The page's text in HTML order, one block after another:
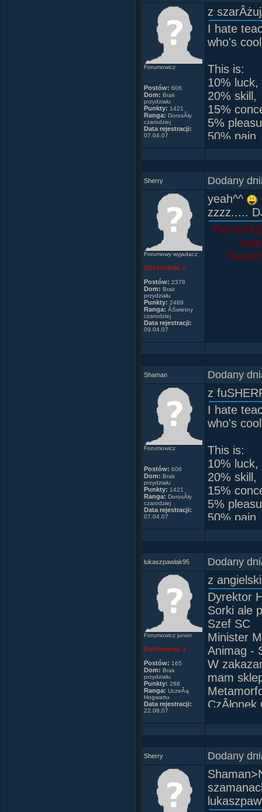
Forumowicz
Postów: 606
Dom: Brak
przydziału
Punkty: 1421
Ranga: DorosÂły
czarodziej
Data rejestracji:
07.04.07
z
I hate
who's
This is:
10% luck,
20% skill,
15%
5%
50% pain
and a
Sherry Dodany
Forumowy wyjadacz
Ostrzeżenia: 2
Postów: 2378
Dom: Brak
przydziału
Punkty: 2489
Ranga: ÂŚwietny
czarodziej
Data rejestracji:
09.04.07
yeah^^
zzzz.....
Shaman Dodany
Forumowicz
Postów: 606
Dom: Brak
przydziału
Punkty: 1421
Ranga: DorosÂły
czarodziej
Data rejestracji:
07.04.07
z
I hate
who's
This is:
10% luck,
20% skill,
15%
5%
50% pain
and a
lukaszpawlak95 Dodany
Forumowicz junior
Ostrzeżenia: 1
Postów: 165
Dom: Brak
przydziału
Punkty: 288
Ranga: UczeĂą
Hogwartu
Data rejestracji:
22.08.07
z
Dyrektor
Sorki ale
Szef SC
Minister
Animag -
W
mam
Dom
Kapitan i
Koala485
Sherry Dodany